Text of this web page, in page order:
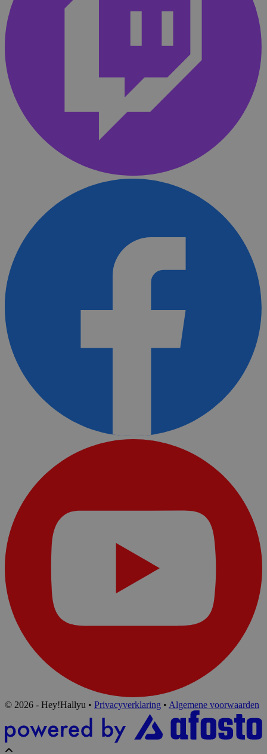
© 2026 - Hey!Hallyu • Privacyverklaring • Algemene voorwaarden